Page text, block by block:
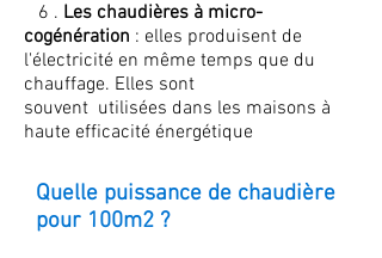
6 . Les chaudières à micro-
cogénération : elles produisent de
l'électricité en même temps que du
chauffage. Elles sont
souvent utilisées dans les maisons à
haute efficacité énergétique
Quelle puissance de chaudière
pour 100m2 ?